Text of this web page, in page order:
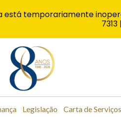
Legislação Carta de Serviços
temporariamente